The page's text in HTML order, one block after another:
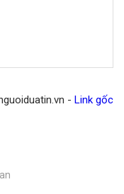
- Link gốc